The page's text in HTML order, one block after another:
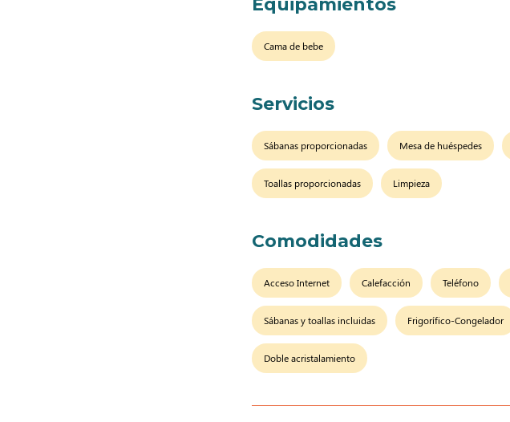
Equipamientos
Cama de bebe
Servicios
Sábanas proporcionadas Mesa de huéspedes
Toallas proporcionadas Limpieza
Comodidades
Acceso Internet Calefacción Teléfono
Sábanas y toallas incluidas Frigorífico-Congelador
Doble acristalamiento